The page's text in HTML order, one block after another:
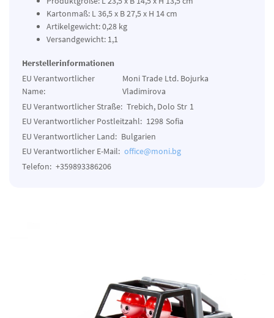
Kartonmaß: L 36,5 x B 27,5 x H 14 cm
Artikelgewicht: 0,28 kg
Versandgewicht: 1,1
Herstellerinformationen
EU Verantwortlicher
Name:
Moni Trade Ltd. Bojurka
Vladimirova
EU Verantwortlicher Straße: Trebich, Dolo Str 1
EU Verantwortlicher Postleitzahl: 1298 Sofia
EU Verantwortlicher Land: Bulgarien
EU Verantwortlicher E-Mail: office@moni.bg
Telefon: +359893386206